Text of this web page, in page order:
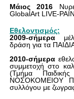
Μάιος 2016
GlobalArt LIVE-
Εθελοντισμός:
2009-σήμερα
δράση για τα
2010-σήμερα
συμμετοχή στο
(Τμήμα
ΝΟΣΟΚΟΜΕΙΟΥ
συλλόγου με